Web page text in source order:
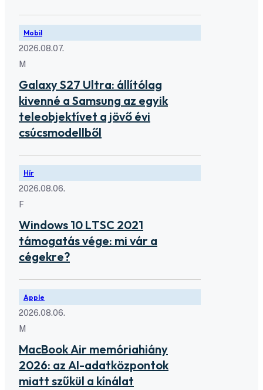
Mobil
2026.08.07.
M
Galaxy S27 Ultra: állítólag
kivenné a Samsung az egyik
teleobjektívet a jövő évi
csúcsmodellből
Hír
2026.08.06.
F
Windows 10 LTSC 2021
támogatás vége: mi vár a
cégekre?
Apple
2026.08.06.
M
MacBook Air memóriahiány
2026: az AI-adatközpontok
miatt szűkül a kínálat